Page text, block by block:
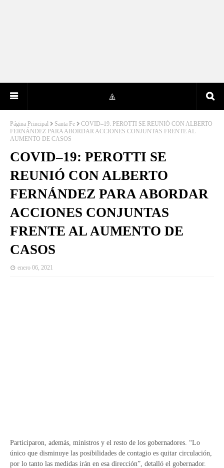
Página Principal Santa Fe
COVID–19: PEROTTI SE REUNIÓ CON ALBERTO
FERNÁNDEZ PARA ABORDAR ACCIONES CONJUNTAS FRENTE AL
AUMENTO DE CASOS
COVID–19: PEROTTI SE
REUNIÓ CON ALBERTO
FERNÁNDEZ PARA ABORDAR
ACCIONES CONJUNTAS
FRENTE AL AUMENTO DE
CASOS
enero 06, 2021
Participaron, además, ministros y el resto de los gobernadores. “Lo
único que disminuye las posibilidades de contagio es quitar circulación,
por lo tanto las medidas irán en esa dirección”, detalló el gobernador.